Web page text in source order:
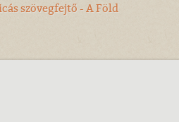
szövegfejtő - A Föld